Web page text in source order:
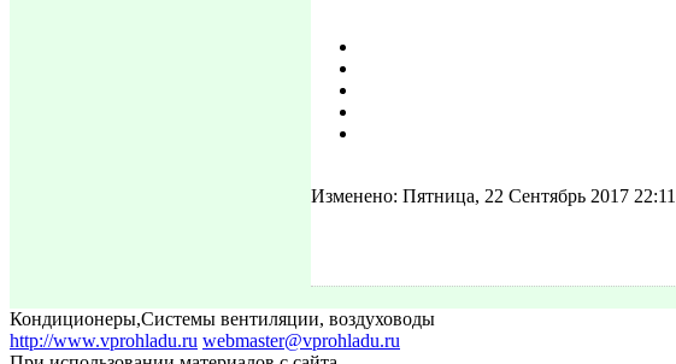
Изменено: Пятница, 22 Сентябрь 2017 22:11
Кондиционеры,Системы вентиляции, воздуховоды
http://www.vprohladu.ru webmaster@vprohladu.ru